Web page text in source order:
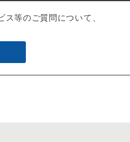
等のご質問について、